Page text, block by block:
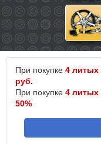
При покупке 4 литых
руб.
При покупке 4 литых
50%